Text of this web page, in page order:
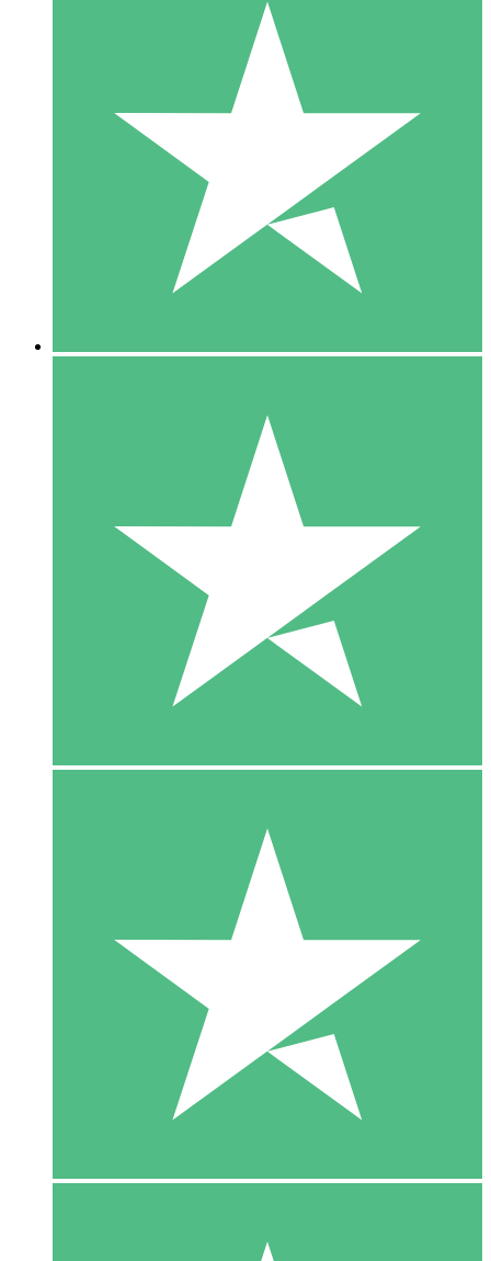
Paquetes de Créditos Individuales
Paga según el uso con créditos de descarga. Sin compromiso
10 00
10 Descargas
20 00